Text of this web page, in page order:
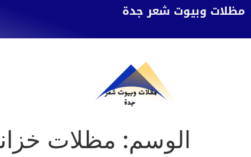
مظلات وبيوت شعر جدة
الوسم: مظلات